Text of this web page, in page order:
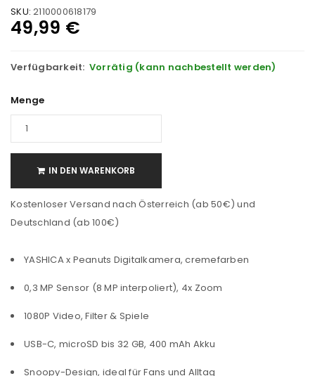
SKU: 2110000618179
49,99 €
Verfügbarkeit: Vorrätig (kann nachbestellt werden)
Menge
IN DEN WARENKORB
Kostenloser Versand nach Österreich (ab 50€) und
Deutschland (ab 100€)
YASHICA x Peanuts Digitalkamera, cremefarben
0,3 MP Sensor (8 MP interpoliert), 4x Zoom
1080P Video, Filter & Spiele
USB-C, microSD bis 32 GB, 400 mAh Akku
Snoopy-Design, ideal für Fans und Alltag